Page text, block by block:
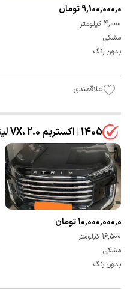
9,100,000,000 تومان
4,000 کیلومتر
مشکی
بدون رنگ
علاقمندی
1405 | اکستریم VX، 2.0 لیتر توربو
10,000,000,000 تومان
16,500 کیلومتر
مشکی
بدون رنگ